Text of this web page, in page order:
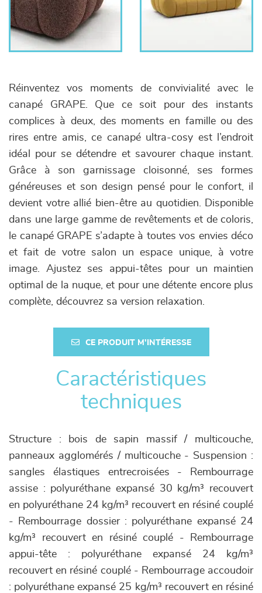
Réinventez vos moments de convivialité avec le
canapé GRAPE. Que ce soit pour des instants
complices à deux, des moments en famille ou des
rires entre amis, ce canapé ultra-cosy est l’endroit
idéal pour se détendre et savourer chaque instant.
Grâce à son garnissage cloisonné, ses formes
généreuses et son design pensé pour le confort, il
devient votre allié bien-être au quotidien. Disponible
dans une large gamme de revêtements et de coloris,
le canapé GRAPE s’adapte à toutes vos envies déco
et fait de votre salon un espace unique, à votre
image. Ajustez ses appui-têtes pour un maintien
optimal de la nuque, et pour une détente encore plus
complète, découvrez sa version relaxation.
CE PRODUIT M'INTÉRESSE
Caractéristiques
techniques
Structure : bois de sapin massif / multicouche,
panneaux agglomérés / multicouche - Suspension :
sangles élastiques entrecroisées - Rembourrage
assise : polyuréthane expansé 30 kg/m³ recouvert
en polyuréthane 24 kg/m³ recouvert en résiné couplé
- Rembourrage dossier : polyuréthane expansé 24
kg/m³ recouvert en résiné couplé - Rembourrage
appui-tête : polyuréthane expansé 24 kg/m³
recouvert en résiné couplé - Rembourrage accoudoir
: polyuréthane expansé 25 kg/m³ recouvert en résiné